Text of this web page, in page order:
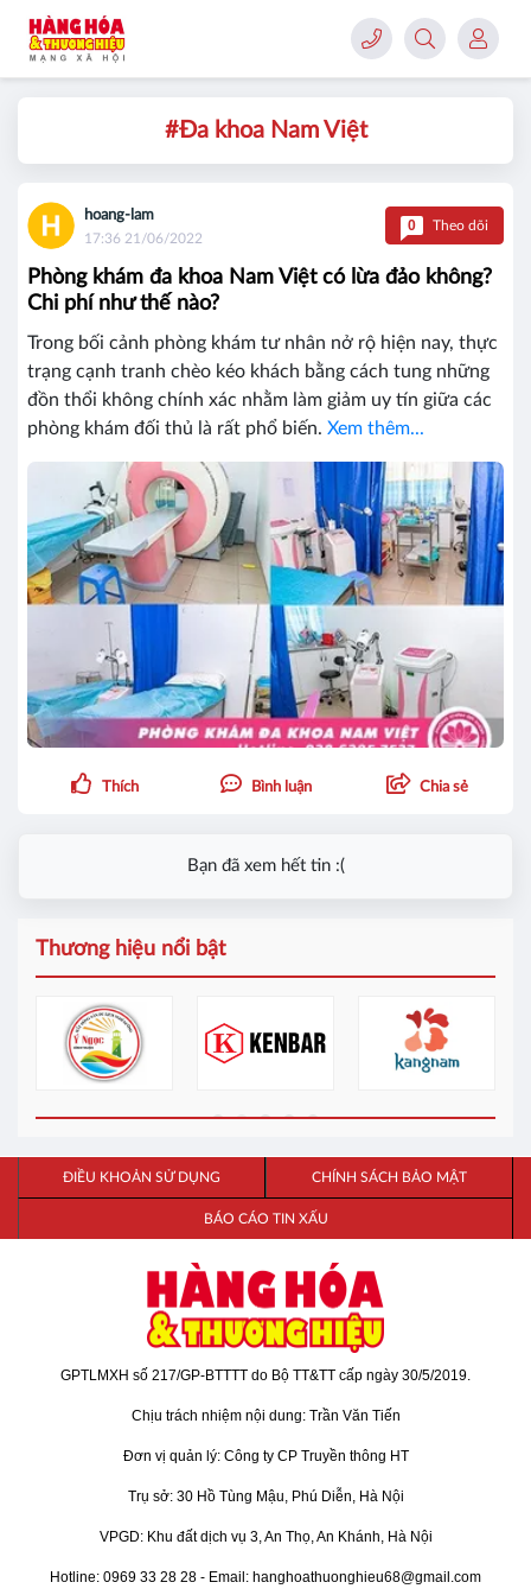
#Đa khoa Nam Việt
hoang-lam
17:36 21/06/2022
0 Theo dõi
Phòng khám đa khoa Nam Việt có lừa đảo không?
Chi phí như thế nào?
Trong bối cảnh phòng khám tư nhân nở rộ hiện nay, thực
trạng cạnh tranh chèo kéo khách bằng cách tung những
đồn thổi không chính xác nhằm làm giảm uy tín giữa các
phòng khám đối thủ là rất phổ biến. Xem thêm...
Thích Bình luận Chia sẻ
Bạn đã xem hết tin :(
Thương hiệu nổi bật
ĐIỀU KHOẢN SỬ DỤNG CHÍNH SÁCH BẢO MẬT
BÁO CÁO TIN XẤU
GPTLMXH số 217/GP-BTTTT do Bộ TT&TT cấp ngày 30/5/2019.
Chịu trách nhiệm nội dung: Trần Văn Tiến
Đơn vị quản lý: Công ty CP Truyền thông HT
Trụ sở: 30 Hồ Tùng Mậu, Phú Diễn, Hà Nội
VPGD: Khu đất dịch vụ 3, An Thọ, An Khánh, Hà Nội
Hotline: 0969 33 28 28 - Email: hanghoathuonghieu68@gmail.com